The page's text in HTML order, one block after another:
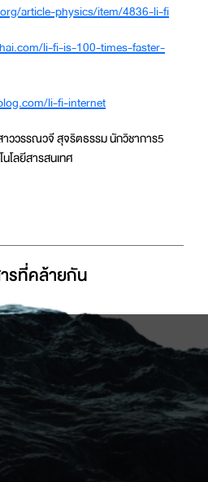
article-physics/item/4836-li-fi
li-fi-is-100-times-faster-
li-fi-internet
าววรรณวจี สุจริตธรรม นักวิชาการ5
โลยีสารสนเทศ
รที่่คล้ายกัน